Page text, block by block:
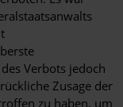
Verbots jedoch
Zusage der
zu haben, um